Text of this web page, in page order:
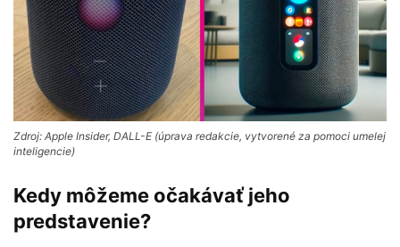
Zdroj: Apple Insider, DALL-E (úprava redakcie, vytvorené za pomoci umelej
inteligencie)
Kedy môžeme očakávať jeho
predstavenie?